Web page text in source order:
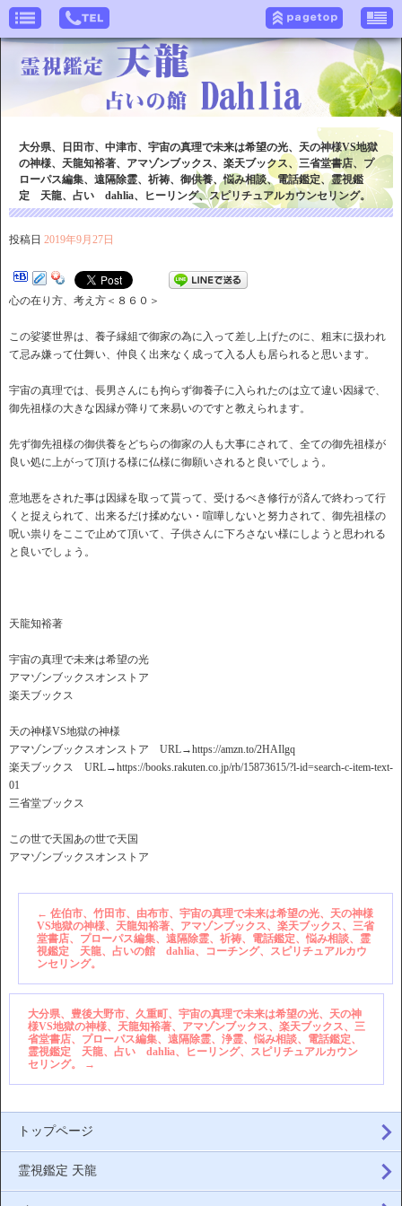
大分県、日田市、中津市、宇宙の真理で未来は希望の光、天の神様VS地獄
の神様、天龍知裕著、アマゾンブックス、楽天ブックス、三省堂書店、プ
ローパス編集、遠隔除霊、祈祷、御供養、悩み相談、電話鑑定、霊視鑑
定 天龍、占い dahlia、ヒーリング、スピリチュアルカウンセリング。
投稿日 2019年9月27日
心の在り方、考え方＜８６０＞
この娑婆世界は、養子縁組で御家の為に入って差し上げたのに、粗末に扱われ
て忌み嫌って仕舞い、仲良く出来なく成って入る人も居られると思います。
宇宙の真理では、長男さんにも拘らず御養子に入られたのは立て違い因縁で、
御先祖様の大きな因縁が降りて来易いのですと教えられます。
先ず御先祖様の御供養をどちらの御家の人も大事にされて、全ての御先祖様が
良い処に上がって頂ける様に仏様に御願いされると良いでしょう。
意地悪をされた事は因縁を取って貰って、受けるべき修行が済んで終わって行
くと捉えられて、出来るだけ揉めない・喧嘩しないと努力されて、御先祖様の
呪い祟りをここで止めて頂いて、子供さんに下ろさない様にしようと思われる
と良いでしょう。
天龍知裕著
宇宙の真理で未来は希望の光
アマゾンブックスオンストア
楽天ブックス
天の神様VS地獄の神様
アマゾンブックスオンストア URL→https://amzn.to/2HAIlgq
楽天ブックス URL→https://books.rakuten.co.jp/rb/15873615/?l-id=search-c-item-text-
01
三省堂ブックス
この世で天国あの世で天国
アマゾンブックスオンストア
← 佐伯市、竹田市、由布市、宇宙の真理で未来は希望の光、天の神様
VS地獄の神様、天龍知裕著、アマゾンブックス、楽天ブックス、三省
堂書店、プローパス編集、遠隔除霊、祈祷、電話鑑定、悩み相談、霊
視鑑定 天龍、占いの館 dahlia、コーチング、スピリチュアルカウ
ンセリング。
大分県、豊後大野市、久重町、宇宙の真理で未来は希望の光、天の神
様VS地獄の神様、天龍知裕著、アマゾンブックス、楽天ブックス、三
省堂書店、プローパス編集、遠隔除霊、浄霊、悩み相談、電話鑑定、
霊視鑑定 天龍、占い dahlia、ヒーリング、スピリチュアルカウン
セリング。
→
トップページ
霊視鑑定 天龍